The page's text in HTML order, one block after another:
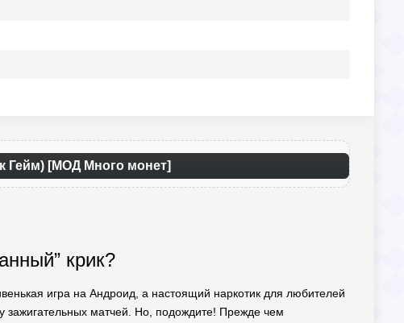
Гейм) [МОД Много монет]
крик?
игра на Андроид, а настоящий наркотик для любителей
зажигательных матчей. Но, подождите! Прежде чем